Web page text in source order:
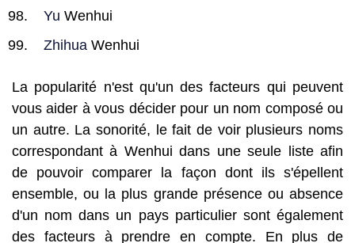
Yu Wenhui
Zhihua Wenhui
La popularité n'est qu'un des facteurs qui peuvent
vous aider à vous décider pour un nom composé ou
un autre. La sonorité, le fait de voir plusieurs noms
correspondant à Wenhui dans une seule liste afin
de pouvoir comparer la façon dont ils s'épellent
ensemble, ou la plus grande présence ou absence
d'un nom dans un pays particulier sont également
des facteurs à prendre en compte. En plus de